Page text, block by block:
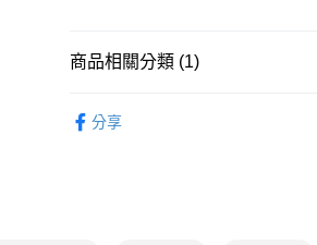
相關說明
便利好安心！
１．簡單：不需註冊會員、不需綁卡、不
商品相關分類 (1)
分享